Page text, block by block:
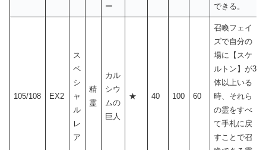
ー
できる。
105/108 EX2
ス
ペ
シ
ャ
ル
レ
ア
精
霊
カル
シウ
ムの
巨人
★ 40 100 60
召喚フェイ
ズで自分の
場に【スケ
ルトン】が3
体以上いる
時、それら
の霊をすべ
て手札に戻
すことで召